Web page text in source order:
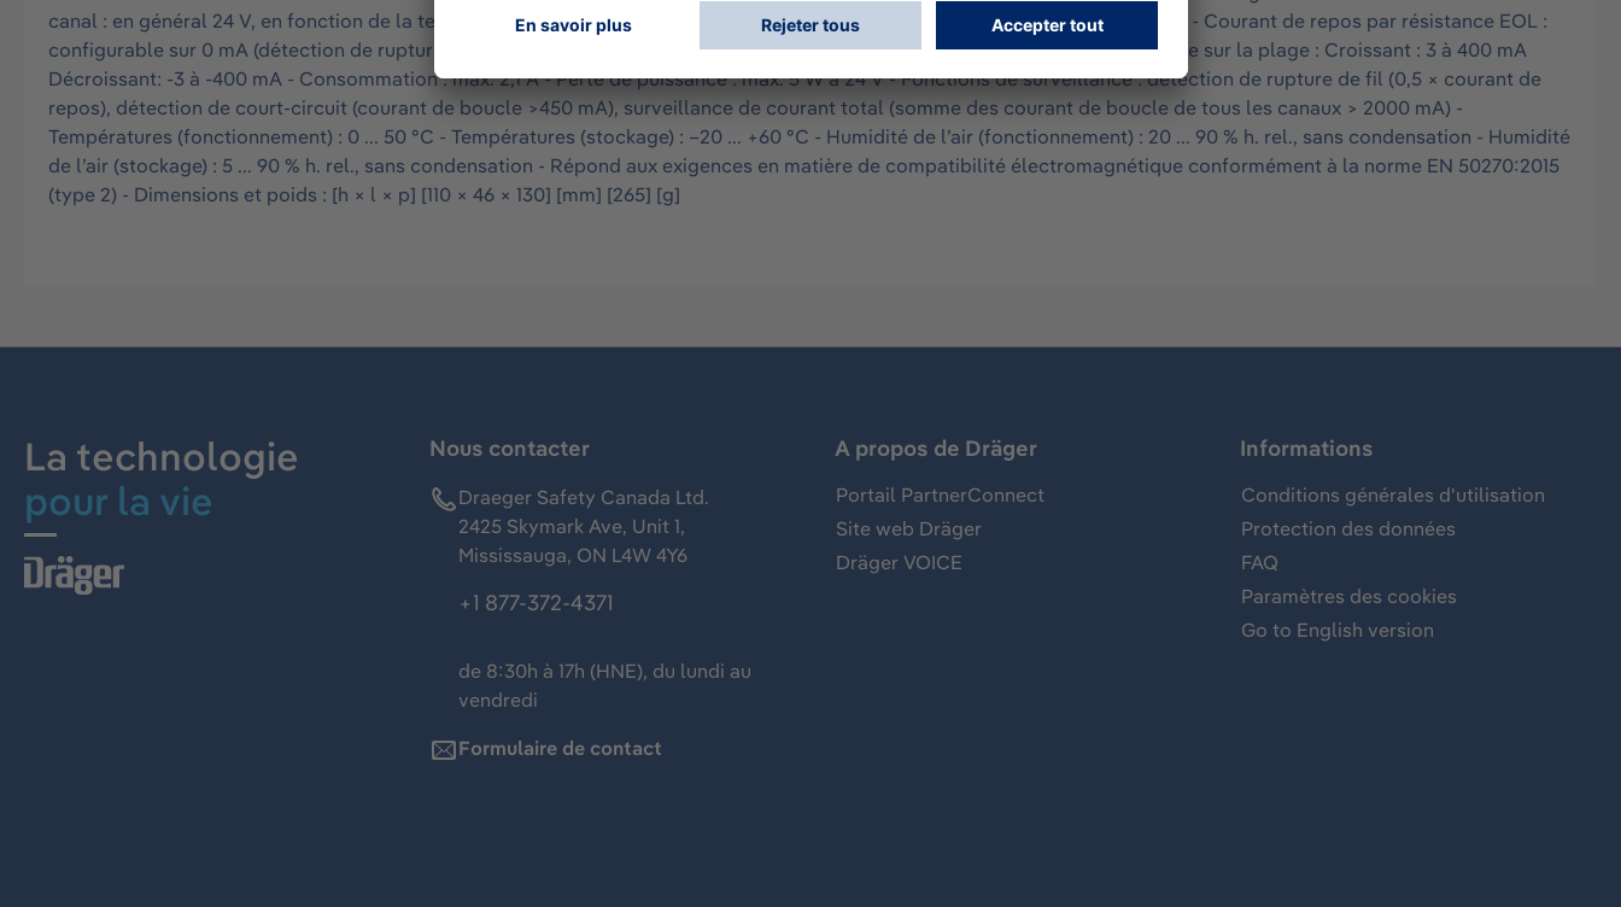
canal : en général 24 V, en fonction de la tension d'alimentation de la Docking Station. - Courant d'alimentation total : max. 2 A - Courant de repos par résistance EOL :
configurable sur 0 mA (détection de rupture de fil désactivée) et dans la plage 5 à 400 mA. - Seuil de commutation configurable sur la plage : Croissant : 3 à 400 mA
Décroissant: -3 à -400 mA - Consommation : max. 2,1 A - Perte de puissance : max. 5 W à 24 V - Fonctions de surveillance : détection de rupture de fil (0,5 × courant de
repos), détection de court-circuit (courant de boucle >450 mA), surveillance de courant total (somme des courant de boucle de tous les canaux > 2000 mA) -
Températures (fonctionnement) : 0 ... 50 °C - Températures (stockage) : –20 ... +60 °C - Humidité de l’air (fonctionnement) : 20 ... 90 % h. rel., sans condensation - Humidité
de l’air (stockage) : 5 ... 90 % h. rel., sans condensation - Répond aux exigences en matière de compatibilité électromagnétique conformément à la norme EN 50270:2015
(type 2) - Dimensions et poids : [h × l × p] [110 × 46 × 130] [mm] [265] [g]
La technologie
pour la vie
Nous contacter
Draeger Safety Canada Ltd.
2425 Skymark Ave, Unit 1,
Mississauga, ON L4W 4Y6
+1 877-372-4371
de 8:30h à 17h (HNE), du lundi au
vendredi
Formulaire de contact
A propos de Dräger
Portail PartnerConnect
Site web Dräger
Dräger VOICE
Informations
Conditions générales d'utilisation
Protection des données
FAQ
Paramètres des cookies
Go to English version